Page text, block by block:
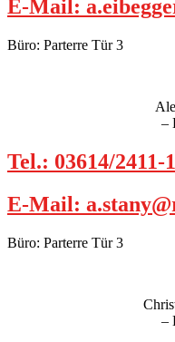
E-Mail:
Büro: Parterre Tür 3
–
Tel.: 03614/2411-
E-Mail:
Büro: Parterre Tür 3
–